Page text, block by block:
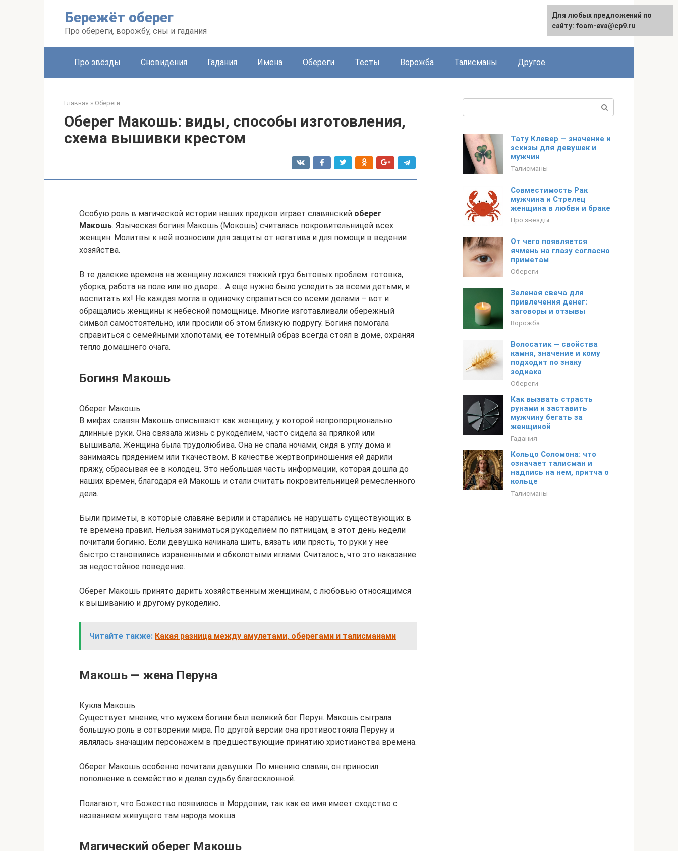
Бережёт оберег
Про обереги, ворожбу, сны и гадания
Про звёзды Сновидения Гадания Имена Обереги Тесты Ворожба Талисманы Другое
Главная » Обереги
Оберег Макошь: виды, способы изготовления,
схема вышивки крестом
Особую роль в магической истории наших предков играет славянский оберег
Макошь. Языческая богиня Макошь (Мокошь) считалась покровительницей всех
женщин. Молитвы к ней возносили для защиты от негатива и для помощи в ведении
хозяйства.
В те далекие времена на женщину ложился тяжкий груз бытовых проблем: готовка,
уборка, работа на поле или во дворе… А еще нужно было уследить за всеми детьми, и
воспитать их! Не каждая могла в одиночку справиться со всеми делами – вот и
обращались женщины к небесной помощнице. Многие изготавливали обережный
символ самостоятельно, или просили об этом близкую подругу. Богиня помогала
справиться с семейными хлопотами, ее тотемный образ всегда стоял в доме, охраняя
тепло домашнего очага.
Богиня Макошь
Оберег Макошь
В мифах славян Макошь описывают как женщину, у которой непропорционально
длинные руки. Она связала жизнь с рукоделием, часто сидела за прялкой или
вышивала. Женщина была трудолюбива. Она не спала ночами, сидя в углу дома и
занимаясь прядением или ткачеством. В качестве жертвоприношения ей дарили
пряжу, сбрасывая ее в колодец. Это небольшая часть информации, которая дошла до
наших времен, благодаря ей Макошь и стали считать покровительницей ремесленного
дела.
Были приметы, в которые славяне верили и старались не нарушать существующих в
те времена правил. Нельзя заниматься рукоделием по пятницам, в этот день недели
почитали богиню. Если девушка начинала шить, вязать или прясть, то руки у нее
быстро становились израненными и обколотыми иглами. Считалось, что это наказание
за недостойное поведение.
Оберег Макошь принято дарить хозяйственным женщинам, с любовью относящимся
к вышиванию и другому рукоделию.
Читайте также: Какая разница между амулетами, оберегами и талисманами
Макошь — жена Перуна
Кукла Макошь
Существует мнение, что мужем богини был великий бог Перун. Макошь сыграла
большую роль в сотворении мира. По другой версии она противостояла Перуну и
являлась значащим персонажем в предшествующие принятию христианства времена.
Оберег Макошь особенно почитали девушки. По мнению славян, он приносил
пополнение в семейство и делал судьбу благосклонной.
Полагают, что Божество появилось в Мордовии, так как ее имя имеет сходство с
названием живущего там народа мокша.
Магический оберег Макошь
Тату Клевер — значение и
эскизы для девушек и
мужчин
Талисманы
Совместимость Рак
мужчина и Стрелец
женщина в любви и браке
Про звёзды
От чего появляется
ячмень на глазу согласно
приметам
Обереги
Зеленая свеча для
привлечения денег:
заговоры и отзывы
Ворожба
Волосатик — свойства
камня, значение и кому
подходит по знаку
зодиака
Обереги
Как вызвать страсть
рунами и заставить
мужчину бегать за
женщиной
Гадания
Кольцо Соломона: что
означает талисман и
надпись на нем, притча о
кольце
Талисманы
Для любых предложений по
сайту: foam-eva@cp9.ru